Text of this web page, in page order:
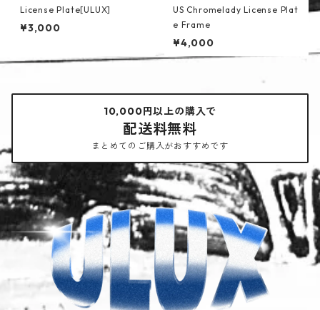
License Plate[ULUX]
¥3,000
US Chromelady License Plat
e Frame
¥4,000
10,000円以上の購入で
配送料無料
まとめてのご購入がおすすめです